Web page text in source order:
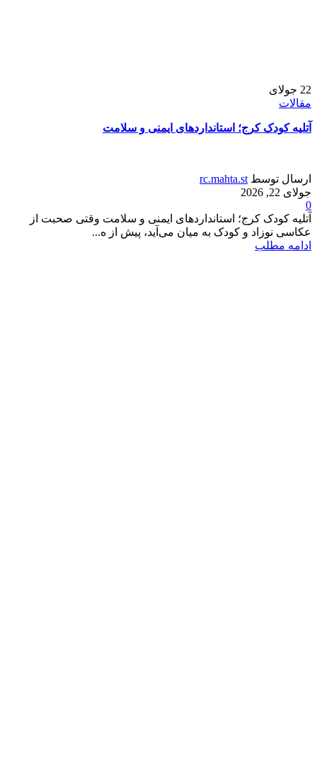
22 جولای
مقالات
آتلیه کودک کرج؛ استانداردهای ایمنی و سلامت
ارسال توسط rc.mahta.st
جولای 22, 2026
0
آتلیه کودک کرج؛ استانداردهای ایمنی و سلامت وقتی صحبت از
عکاسی نوزاد و کودک به میان می‌آید، پیش از ه...
ادامه مطلب